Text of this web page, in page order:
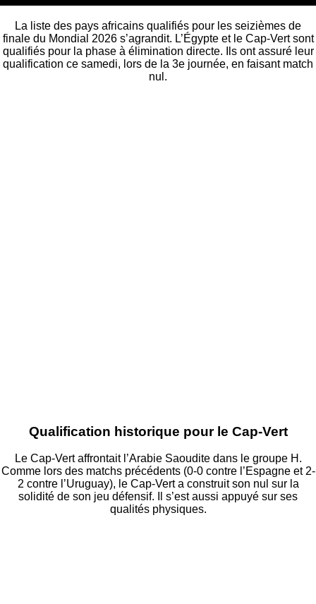
La liste des pays africains qualifiés pour les seizièmes de
finale du Mondial 2026 s’agrandit. L’Égypte et le Cap-Vert sont
qualifiés pour la phase à élimination directe. Ils ont assuré leur
qualification ce samedi, lors de la 3e journée, en faisant match
nul.
Qualification historique pour le Cap-Vert
Le Cap-Vert affrontait l’Arabie Saoudite dans le groupe H.
Comme lors des matchs précédents (0-0 contre l’Espagne et 2-
2 contre l’Uruguay), le Cap-Vert a construit son nul sur la
solidité de son jeu défensif. Il s’est aussi appuyé sur ses
qualités physiques.